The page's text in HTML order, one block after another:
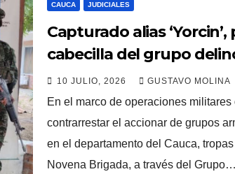
CAUCA JUDICIALES
Capturado alias
cabecilla del grupo
‘Los Puma’ y articulador
Jaime Martínez en el
Cauca
10 JULIO, 2026 GUSTAVO MOLINA
En el marco de operaciones militares
contrarrestar el accionar de grupos
en el departamento del Cauca,
Novena Brigada, a través del Grupo…